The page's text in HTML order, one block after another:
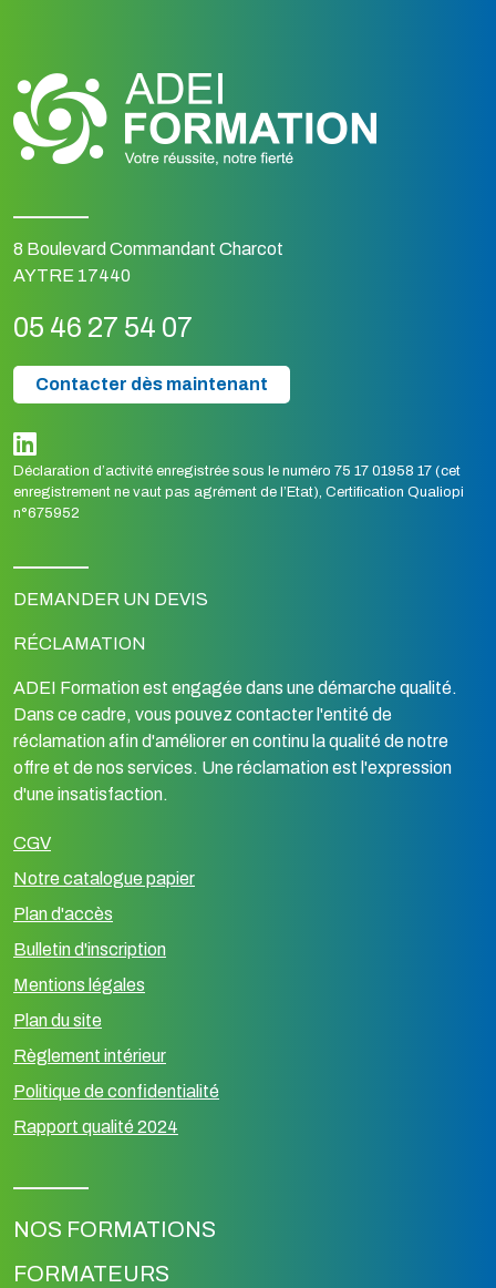
8 Boulevard Commandant Charcot
AYTRE 17440
05 46 27 54 07
Contacter dès maintenant
Déclaration d’activité enregistrée sous le numéro 75 17 01958 17 (cet
enregistrement ne vaut pas agrément de l’Etat), Certification Qualiopi
n°675952
DEMANDER UN DEVIS
RÉCLAMATION
ADEI Formation est engagée dans une démarche qualité.
Dans ce cadre, vous pouvez contacter l'entité de
réclamation afin d'améliorer en continu la qualité de notre
offre et de nos services. Une réclamation est l'expression
d'une insatisfaction.
CGV
Notre catalogue papier
Plan d'accès
Bulletin d'inscription
Mentions légales
Plan du site
Règlement intérieur
Politique de confidentialité
Rapport qualité 2024
NOS FORMATIONS
FORMATEURS